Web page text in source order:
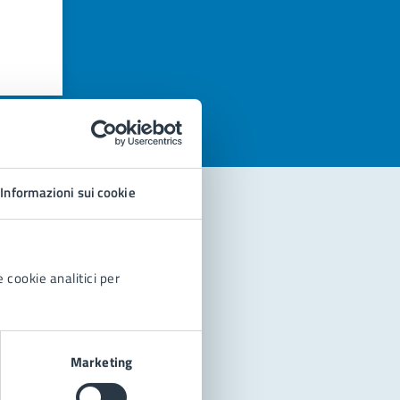
Informazioni sui cookie
cookie analitici per
Marketing